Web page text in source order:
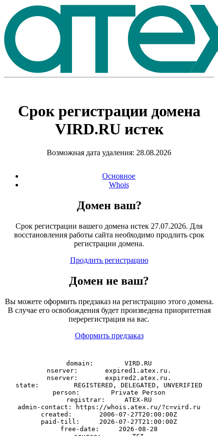
Срок регистрации домена
VIRD.RUистек
Возможная дата удаления: 28.08.2026
Основное
Whois
Домен ваш?
Срок регистрации вашего домена истек 27.07.2026. Для
восстановления работы сайта необходимо продлить срок
регистрации домена.
Продлить регистрацию
Домен не ваш?
Вы можете оформить предзаказ на регистрацию этого домена.
В случае его освобождения будет произведена приоритетная
перерегистрация на вас.
Оформить предзаказ
domain:        VIRD.RU
nserver:       expired1.atex.ru.
nserver:       expired2.atex.ru.
state:         REGISTERED, DELEGATED, UNVERIFIED
person:        Private Person
registrar:     ATEX-RU
admin-contact: https://whois.atex.ru/?c=vird.ru
created:       2006-07-27T20:00:00Z
paid-till:     2026-07-27T21:00:00Z
free-date:     2026-08-28